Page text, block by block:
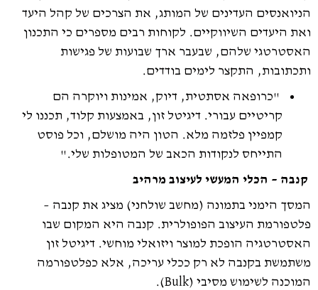
הניואנסים העדינים של המותג, את הצרכים של קהל היעד
ואת היעדים השיווקיים. לקוחות רבים מספרים כי התכנון
האסטרטגי שלהם, שבעבר ארך שבועות של פגישות
ותכתובות, התקצר לימים בודדים.
"כרופאה אסתטית, דיוק, אמינות ויוקרה הם
קריטיים עבורי. דיגיטל זון, באמצעות קלוד, תכננו לי
קמפיין פלזמה מלא. הטון היה מושלם, וכל פוסט
התייחס לנקודות הכאב של המטופלות שלי."
קנבה – הכלי המעשי לעיצוב מרהיב
המסך הימני בתמונה (מחשב שולחני) מציג את קנבה –
פלטפורמת העיצוב הפופולרית. קנבה היא המקום שבו
האסטרטגיה הופכת למוצר ויזואלי מוחשי. דיגיטל זון
משתמשת בקנבה לא רק ככלי עריכה, אלא כפלטפורמה
המוכנה לשימוש מסיבי (Bulk).